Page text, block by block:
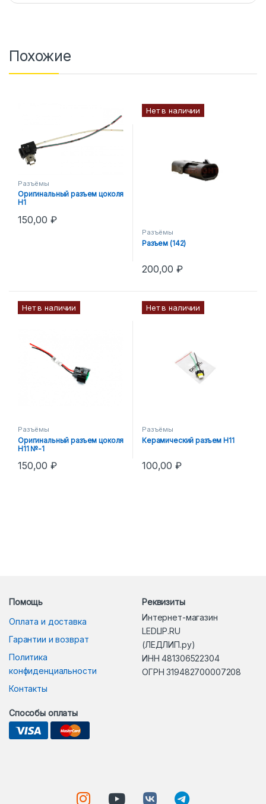
Похожие
Разъёмы
Оригинальный разъем цоколя
H1
150,00₽
Нет в наличии
Разъёмы
Разъем (142)
200,00₽
Нет в наличии
Разъёмы
Оригинальный разъем цоколя
H11 №-1
150,00₽
Нет в наличии
Разъёмы
Керамический разъем Н11
100,00₽
Помощь
Оплата и доставка
Гарантии и возврат
Политика
конфиденциальности
Контакты
Реквизиты
Интернет-магазин
LEDLIP.RU
(ЛЕДЛИП.ру)
ИНН 481306522304
ОГРН 319482700007208
Способы оплаты